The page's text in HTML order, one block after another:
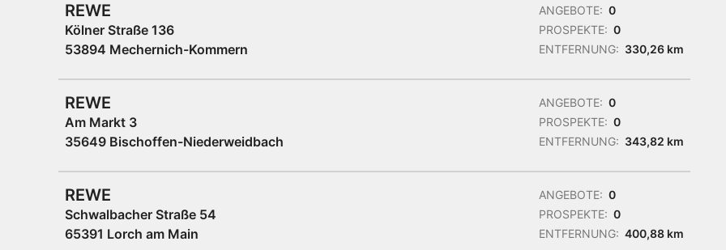
REWE
Kölner Straße 136
53894 Mechernich-Kommern
ANGEBOTE: 0
PROSPEKTE: 0
ENTFERNUNG: 330,26 km
REWE
Am Markt 3
35649 Bischoffen-Niederweidbach
ANGEBOTE: 0
PROSPEKTE: 0
ENTFERNUNG: 343,82 km
REWE
Schwalbacher Straße 54
65391 Lorch am Main
ANGEBOTE: 0
PROSPEKTE: 0
ENTFERNUNG: 400,88 km